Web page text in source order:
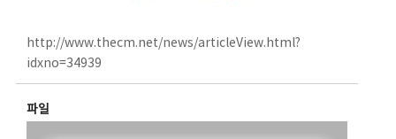
http://www.thecm.net/news/articleView.html?
idxno=34939
파일